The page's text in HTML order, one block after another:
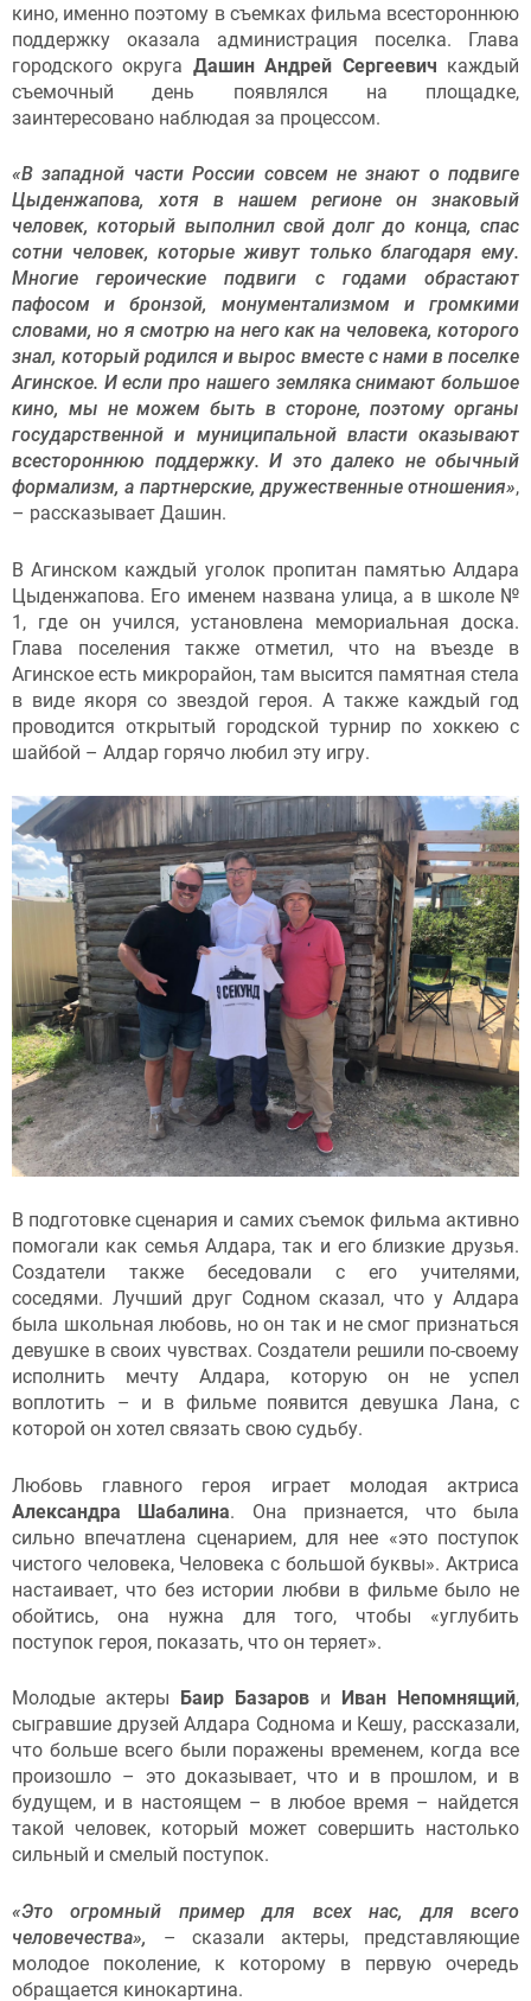
кино, именно поэтому в съемках фильма всестороннюю
поддержку оказала администрация поселка. Глава
городского округа Дашин Андрей Сергеевич каждый
съемочный день появлялся на площадке,
заинтересовано наблюдая за процессом.
«В западной части России совсем не знают о подвиге
Цыденжапова, хотя в нашем регионе он знаковый
человек, который выполнил свой долг до конца, спас
сотни человек, которые живут только благодаря ему.
Многие героические подвиги с годами обрастают
пафосом и бронзой, монументализмом и громкими
словами, но я смотрю на него как на человека, которого
знал, который родился и вырос вместе с нами в поселке
Агинское. И если про нашего земляка снимают большое
кино, мы не можем быть в стороне, поэтому органы
государственной и муниципальной власти оказывают
всестороннюю поддержку. И это далеко не обычный
формализм, а партнерские, дружественные отношения»,
– рассказывает Дашин.
В Агинском каждый уголок пропитан памятью Алдара
Цыденжапова. Его именем названа улица, а в школе №
1, где он учился, установлена мемориальная доска.
Глава поселения также отметил, что на въезде в
Агинское есть микрорайон, там высится памятная стела
в виде якоря со звездой героя. А также каждый год
проводится открытый городской турнир по хоккею с
шайбой – Алдар горячо любил эту игру.
В подготовке сценария и самих съемок фильма активно
помогали как семья Алдара, так и его близкие друзья.
Создатели также беседовали с его учителями,
соседями. Лучший друг Содном сказал, что у Алдара
была школьная любовь, но он так и не смог признаться
девушке в своих чувствах. Создатели решили по-своему
исполнить мечту Алдара, которую он не успел
воплотить – и в фильме появится девушка Лана, с
которой он хотел связать свою судьбу.
Любовь главного героя играет молодая актриса
Александра Шабалина. Она признается, что была
сильно впечатлена сценарием, для нее «это поступок
чистого человека, Человека с большой буквы». Актриса
настаивает, что без истории любви в фильме было не
обойтись, она нужна для того, чтобы «углубить
поступок героя, показать, что он теряет».
Молодые актеры Баир Базаров и Иван Непомнящий,
сыгравшие друзей Алдара Соднома и Кешу, рассказали,
что больше всего были поражены временем, когда все
произошло – это доказывает, что и в прошлом, и в
будущем, и в настоящем – в любое время – найдется
такой человек, который может совершить настолько
сильный и смелый поступок.
«Это огромный пример для всех нас, для всего
человечества»,
– сказали актеры, представляющие
молодое поколение, к которому в первую очередь
обращается кинокартина.